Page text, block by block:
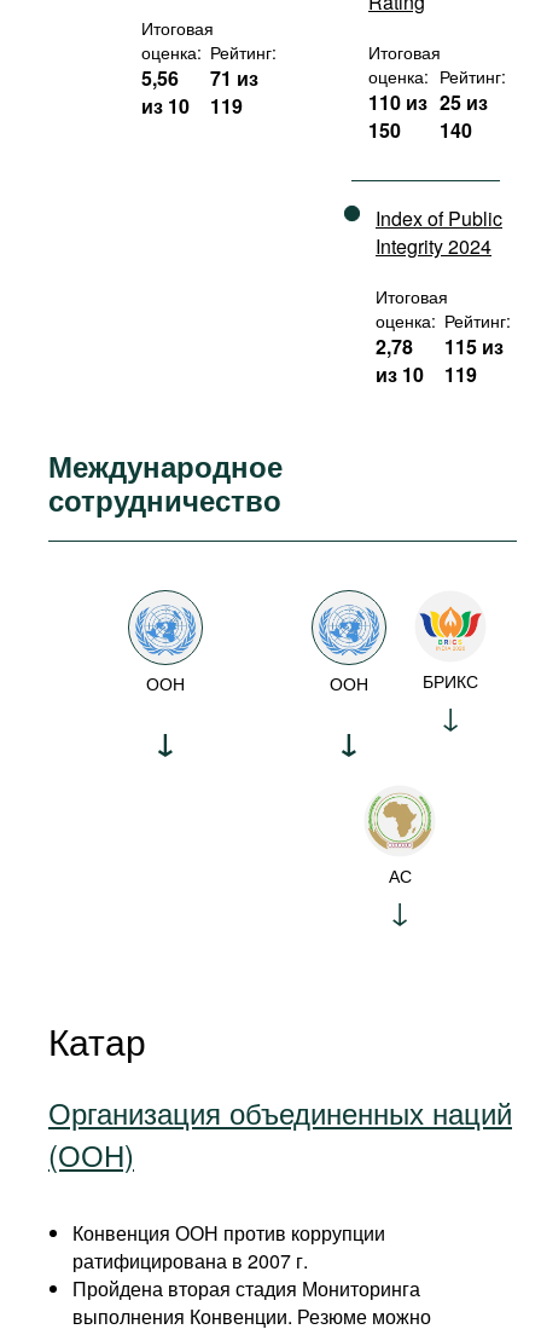
Итоговая
оценка:
5,56
из 10
Рейтинг:
71 из
119
Итоговая
оценка:
110 из
150
Рейтинг:
25 из
140
Index of Public
Integrity 2024
Итоговая
оценка:
2,78
из 10
Рейтинг:
115 из
119
Международное
сотрудничество
ООН ООН БРИКС
АС
Катар
Организация объединенных наций
(ООН)
Конвенция ООН против коррупции
ратифицирована в 2007 г.
Пройдена вторая стадия Мониторинга
выполнения Конвенции. Резюме можно